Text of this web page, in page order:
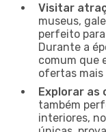
Visitar
museus,
perfeito
Durante a
comum que
ofertas mais
Explorar as
também
interiores,